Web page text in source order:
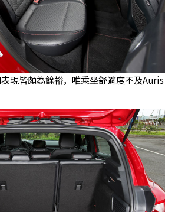
現皆頗為餘裕，唯乘坐舒適度不及Auris